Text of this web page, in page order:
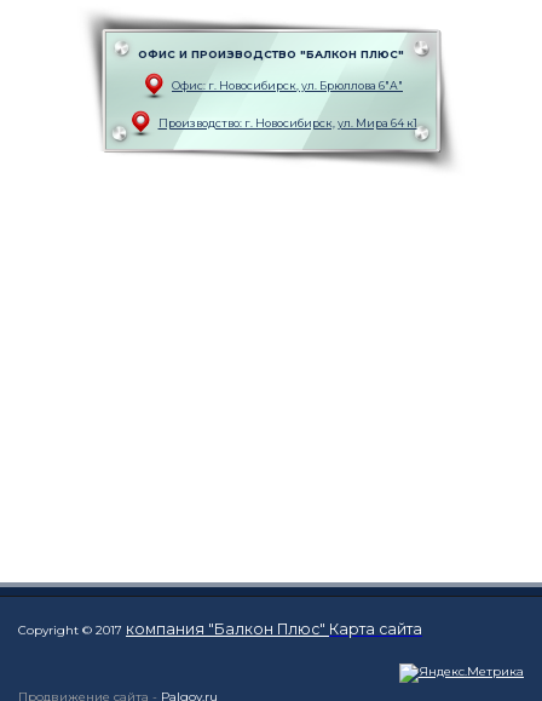
ОФИС И ПРОИЗВОДСТВО "БАЛКОН ПЛЮС"
Офис: г. Новоcибирск, ул. Брюллова 6"А"
Производство: г. Новоcибирск, ул. Мира 64 к1
Copyright © 2017 компания "Балкон Плюс" Карта сайта
Продвижение сайта - Palgov.ru